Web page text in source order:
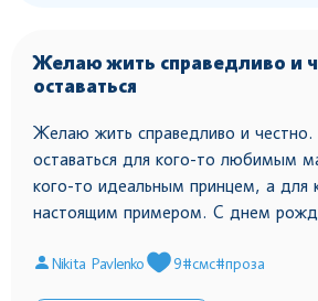
Желаю жить справедливо и
оставаться
Желаю жить справедливо и честно.
оставаться для кого-то любимым
кого-то идеальным принцем, а для
настоящим примером. С днем
Nikita Pavlenko 9#смс#проза